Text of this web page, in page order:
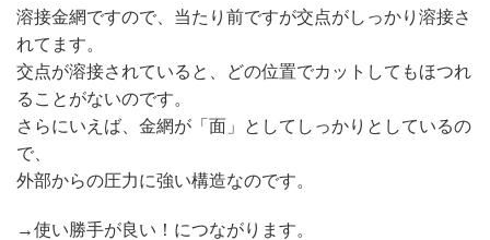
溶接金網ですので、当たり前ですが交点がしっかり溶接さ
れてます。
交点が溶接されていると、どの位置でカットしてもほつれ
ることがないのです。
さらにいえば、金網が「面」としてしっかりとしているの
で、
外部からの圧力に強い構造なのです。
→使い勝手が良い！につながります。